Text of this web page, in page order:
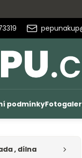
podmínky
, dílna